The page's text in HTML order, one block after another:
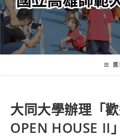
容
選
大同大學辦理「
OPEN HOUSE II